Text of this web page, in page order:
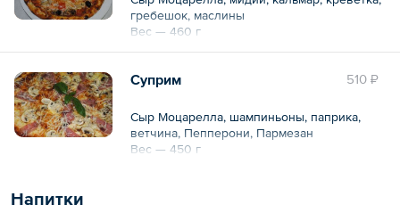
гребешок, маслины
Вес — 460 г
510 ₽
Суприм
Сыр Моцарелла, шампиньоны, паприка,
ветчина, Пепперони, Пармезан
Вес — 450 г
Напитки